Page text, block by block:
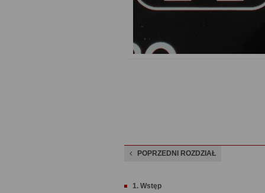
POPRZEDNI ROZDZIAŁ
1. Wstęp